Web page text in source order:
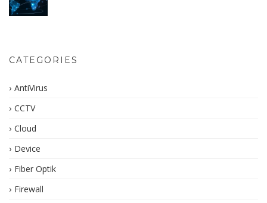
CATEGORIES
AntiVirus
CCTV
Cloud
Device
Fiber Optik
Firewall